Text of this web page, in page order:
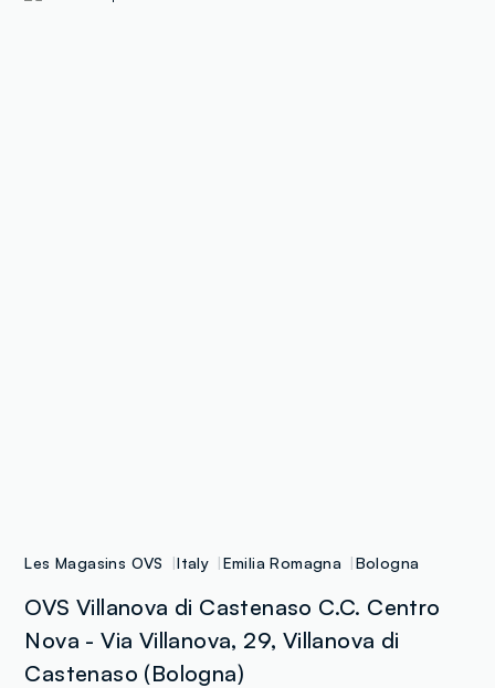
Les Magasins OVS Italy Emilia Romagna Bologna
OVS Villanova di Castenaso C.C. Centro
Nova - Via Villanova, 29, Villanova di
Castenaso (Bologna)